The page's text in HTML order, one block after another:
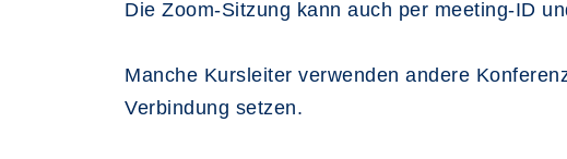
Die Zoom-Sitzung kann auch per meeting-ID
Manche Kursleiter verwenden andere
Verbindung setzen.